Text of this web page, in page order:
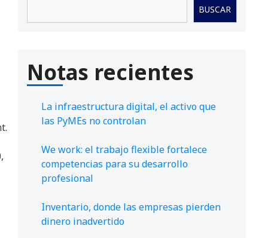
BUSCAR
Notas recientes
La infraestructura digital, el activo que
las PyMEs no controlan
We work: el trabajo flexible fortalece
competencias para su desarrollo
profesional
Inventario, donde las empresas pierden
dinero inadvertido